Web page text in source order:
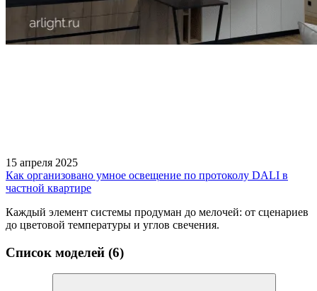
15 апреля 2025
Как организовано умное освещение по протоколу DALI в
частной квартире
Каждый элемент системы продуман до мелочей: от сценариев
до цветовой температуры и углов свечения.
Список моделей (6)